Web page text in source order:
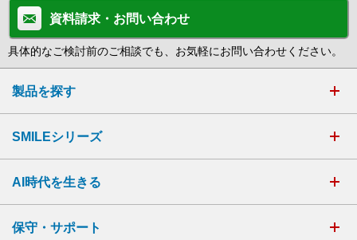
資料請求・お問い合わせ
具体的なご検討前のご相談でも、お気軽にお問い合わせください。
製品を探す
SMILEシリーズ
AI時代を生きる
保守・サポート